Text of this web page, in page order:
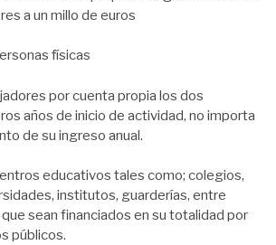
a un millo de euros
físicas
por cuenta propia los dos
años de inicio de actividad, no importa
de su ingreso anual.
educativos tales como; colegios,
institutos, guarderías, entre
sean financiados en su totalidad por
públicos.